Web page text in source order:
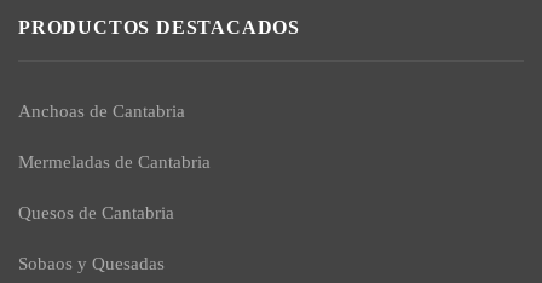
PRODUCTOS DESTACADOS
Anchoas de Cantabria
Mermeladas de Cantabria
Quesos de Cantabria
Sobaos y Quesadas